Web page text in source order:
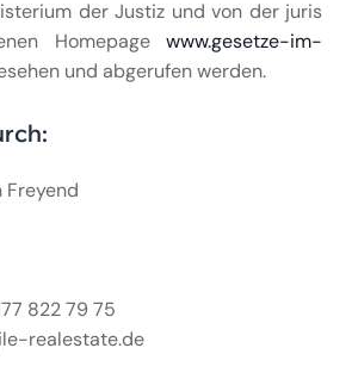
der Justiz und von der juris
Homepage www.gesetze-im-
und abgerufen werden.
Freyend
822 79 75
realestate.de